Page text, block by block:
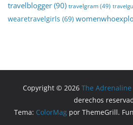
travelblogger (90) travelgram(49)
wearetravelgirls (69)
Copyright © 2026 The
derechos
Tema: ColorMagpor ThemeGrill.